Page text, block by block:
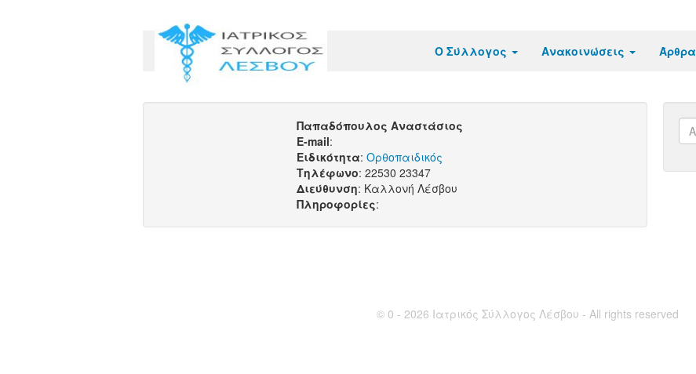
Ο Σύλλογος Ανακοινώσεις Άρθρα
Παπαδόπουλος Αναστάσιος
E-mail:
Ειδικότητα: Ορθοπαιδικός
Τηλέφωνο: 22530 23347
Διεύθυνση: Καλλονή Λέσβου
Πληροφορίες:
© 0 - 2026 Ιατρικός Σύλλογος Λέσβου - All rights reserved